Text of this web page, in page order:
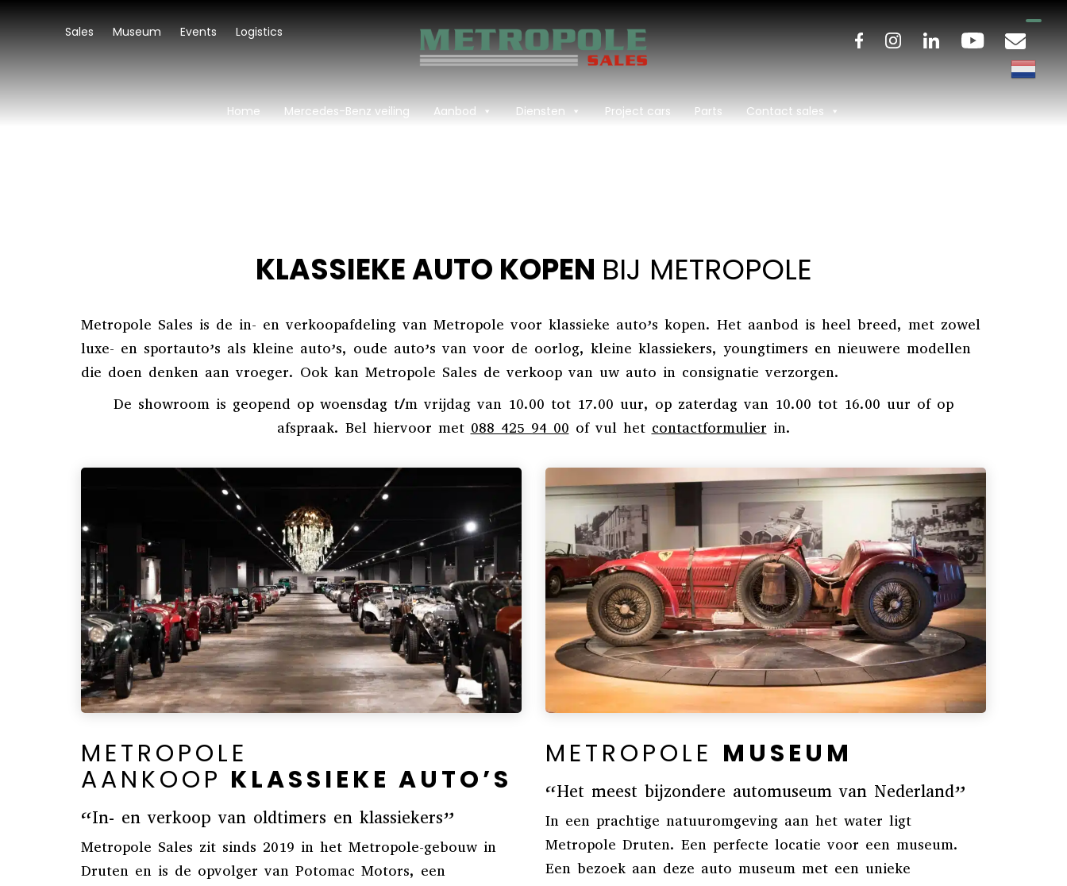
Sales Museum Events Logistics
Home Mercedes-Benz veiling Aanbod Diensten Project cars Parts Contact sales
KLASSIEKE AUTO KOPEN BIJ METROPOLE
Metropole Sales is de in- en verkoopafdeling van Metropole voor klassieke auto’s kopen. Het aanbod is heel breed, met zowel
luxe- en sportauto’s als kleine auto’s, oude auto’s van voor de oorlog, kleine klassiekers, youngtimers en nieuwere modellen
die doen denken aan vroeger. Ook kan Metropole Sales de verkoop van uw auto in consignatie verzorgen.
De showroom is geopend op woensdag t/m vrijdag van 10.00 tot 17.00 uur, op zaterdag van 10.00 tot 16.00 uur of op
afspraak. Bel hiervoor met 088 425 94 00 of vul het contactformulier in.
METROPOLE
AANKOOP KLASSIEKE AUTO’S
“In- en verkoop van oldtimers en klassiekers”
Metropole Sales zit sinds 2019 in het Metropole-gebouw in
Druten en is de opvolger van Potomac Motors, een
METROPOLE MUSEUM
“Het meest bijzondere automuseum van Nederland”
In een prachtige natuuromgeving aan het water ligt
Metropole Druten. Een perfecte locatie voor een museum.
Een bezoek aan deze auto museum met een unieke